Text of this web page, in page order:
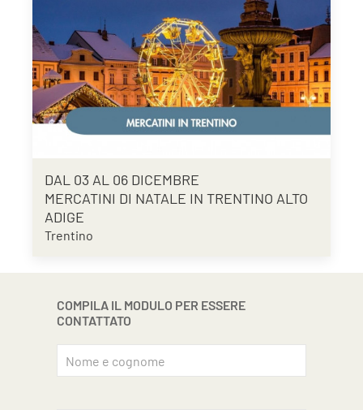
DAL 03 AL 06 DICEMBRE
MERCATINI DI NATALE IN TRENTINO ALTO
ADIGE
Trentino
COMPILA IL MODULO PER ESSERE
CONTATTATO